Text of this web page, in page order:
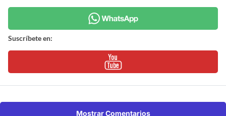
Suscríbete en:
Mostrar Comentarios